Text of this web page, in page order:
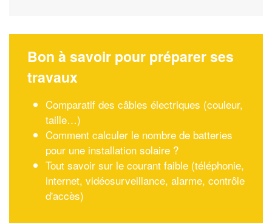
Bon à savoir pour préparer ses
travaux
Comparatif des câbles électriques (couleur,
taille…)
Comment calculer le nombre de batteries
pour une installation solaire ?
Tout savoir sur le courant faible (téléphonie,
internet, vidéosurveillance, alarme, contrôle
d'accès)